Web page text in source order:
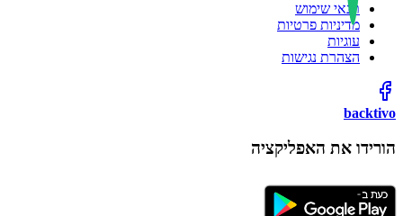
תנאי שימוש
מדיניות פרטיות
עוגיות
הצהרת נגישות
backtivo
הורידו את האפליקציה